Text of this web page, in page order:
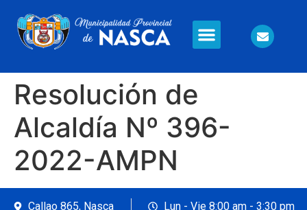
Resolución de
Alcaldía Nº 396-
2022-AMPN
Callao 865, Nasca Lun - Vie 8:00 am - 3:30 pm